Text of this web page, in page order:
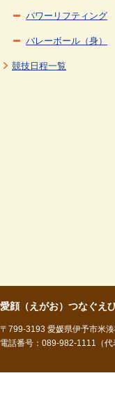
パワーリフティング
バレーボール（身）
競技日程一覧
愛顔（えがお）つなぐえ
〒799-3193 愛媛県伊予市米
電話番号：089-982-1111（